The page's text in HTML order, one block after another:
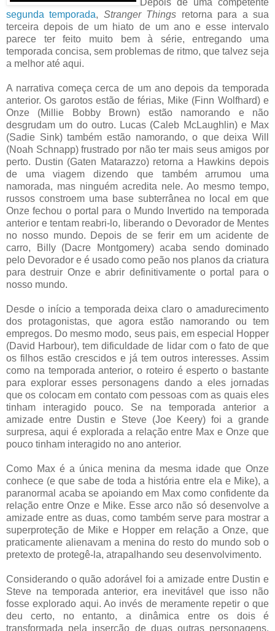
segunda temporada, Stranger Things retorna para a sua
terceira depois de um hiato de um ano e esse intervalo
parece ter feito muito bem à série, entregando uma
temporada concisa, sem problemas de ritmo, que talvez seja
a melhor até aqui.
A narrativa começa cerca de um ano depois da temporada
anterior. Os garotos estão de férias, Mike (Finn Wolfhard) e
Onze (Millie Bobby Brown) estão namorando e não
desgrudam um do outro. Lucas (Caleb McLaughlin) e Max
(Sadie Sink) também estão namorando, o que deixa Will
(Noah Schnapp) frustrado por não ter mais seus amigos por
perto. Dustin (Gaten Matarazzo) retorna a Hawkins depois
de uma viagem dizendo que também arrumou uma
namorada, mas ninguém acredita nele. Ao mesmo tempo,
russos constroem uma base subterrânea no local em que
Onze fechou o portal para o Mundo Invertido na temporada
anterior e tentam reabri-lo, liberando o Devorador de Mentes
no nosso mundo. Depois de se ferir em um acidente de
carro, Billy (Dacre Montgomery) acaba sendo dominado
pelo Devorador e é usado como peão nos planos da criatura
para destruir Onze e abrir definitivamente o portal para o
nosso mundo.
Desde o início a temporada deixa claro o amadurecimento
dos protagonistas, que agora estão namorando ou tem
empregos. Do mesmo modo, seus pais, em especial Hopper
(David Harbour), tem dificuldade de lidar com o fato de que
os filhos estão crescidos e já tem outros interesses. Assim
como na temporada anterior, o roteiro é esperto o bastante
para explorar esses personagens dando a eles jornadas
que os colocam em contato com pessoas com as quais eles
tinham interagido pouco. Se na temporada anterior a
amizade entre Dustin e Steve (Joe Keery) foi a grande
surpresa, aqui é explorada a relação entre Max e Onze que
pouco tinham interagido no ano anterior.
Como Max é a única menina da mesma idade que Onze
conhece (e que sabe de toda a história entre ela e Mike), a
paranormal acaba se apoiando em Max como confidente da
relação entre Onze e Mike. Esse arco não só desenvolve a
amizade entre as duas, como também serve para mostrar a
superproteção de Mike e Hopper em relação a Onze, que
praticamente alienavam a menina do resto do mundo sob o
pretexto de protegê-la, atrapalhando seu desenvolvimento.
Considerando o quão adorável foi a amizade entre Dustin e
Steve na temporada anterior, era inevitável que isso não
fosse explorado aqui. Ao invés de meramente repetir o que
deu certo, no entanto, a dinâmica entre os dois é
transformada pela inserção de duas outras personagens.